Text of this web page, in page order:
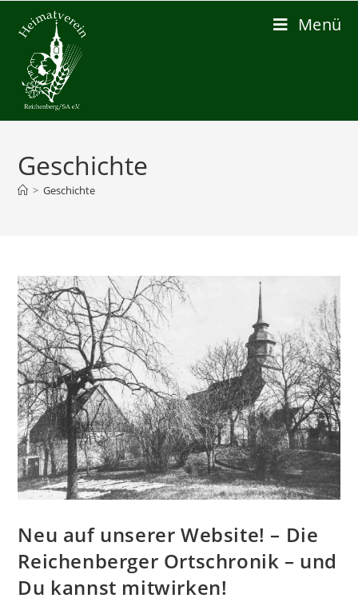
Inhalt
springen
Menü
Geschichte
> Geschichte
Neu auf unserer Website! – Die
Reichenberger Ortschronik – und
Du kannst mitwirken!